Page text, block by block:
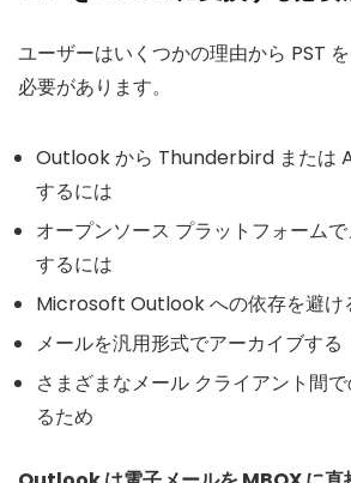
ユーザーはいくつかの理由から PST
必要があります。
Outlook から Thunderbird または
するには
オープンソース プラットフォーム
するには
Microsoft Outlook への依存を避け
メールを汎用形式でアーカイブする
さまざまなメール クライアント間
るため